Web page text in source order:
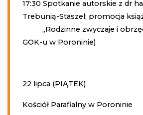
17:30 Spotkanie autorskie z dr
Trebunią-Staszel; promocja
,,Rodzinne zwyczaje i
GOK-u w Poroninie)
22 lipca (PIĄTEK)
Kościół Parafialny w Poroninie